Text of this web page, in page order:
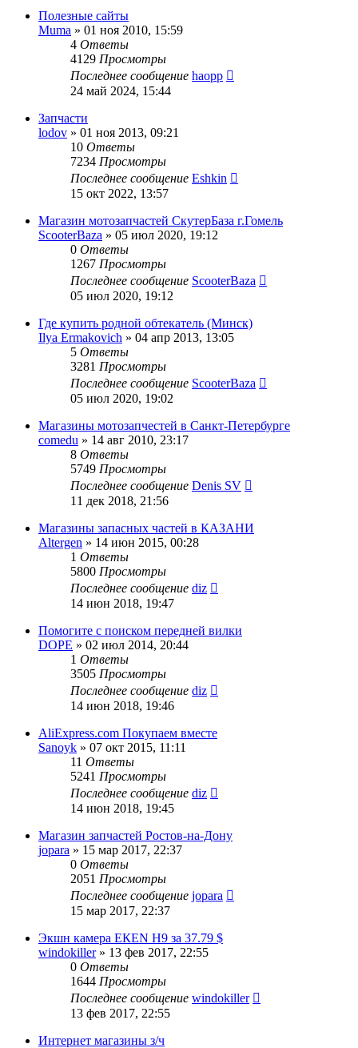
Полезные сайты
Muma » 01 ноя 2010, 15:59
4 Ответы
4129 Просмотры
Последнее сообщение haopp
24 май 2024, 15:44
Запчасти
lodov » 01 ноя 2013, 09:21
10 Ответы
7234 Просмотры
Последнее сообщение Eshkin
15 окт 2022, 13:57
Магазин мотозапчастей СкутерБаза г.Гомель
ScooterBaza » 05 июл 2020, 19:12
0 Ответы
1267 Просмотры
Последнее сообщение ScooterBaza
05 июл 2020, 19:12
Где купить родной обтекатель (Минск)
Ilya Ermakovich » 04 апр 2013, 13:05
5 Ответы
3281 Просмотры
Последнее сообщение ScooterBaza
05 июл 2020, 19:02
Магазины мотозапчестей в Санкт-Петербурге
comedu » 14 авг 2010, 23:17
8 Ответы
5749 Просмотры
Последнее сообщение Denis SV
11 дек 2018, 21:56
Магазины запасных частей в КАЗАНИ
Altergen » 14 июн 2015, 00:28
1 Ответы
5800 Просмотры
Последнее сообщение diz
14 июн 2018, 19:47
Помогите с поиском передней вилки
DOPE » 02 июл 2014, 20:44
1 Ответы
3505 Просмотры
Последнее сообщение diz
14 июн 2018, 19:46
АliЕxpress.com Покупаем вместе
Sanoyk » 07 окт 2015, 11:11
11 Ответы
5241 Просмотры
Последнее сообщение diz
14 июн 2018, 19:45
Магазин запчастей Ростов-на-Дону
jopara » 15 мар 2017, 22:37
0 Ответы
2051 Просмотры
Последнее сообщение jopara
15 мар 2017, 22:37
Экшн камера ЕКЕN H9 за 37.79 $
windokiller» 13 фев 2017, 22:55
0 Ответы
1644 Просмотры
Последнее сообщение windokiller
13 фев 2017, 22:55
Интернет магазины з/ч